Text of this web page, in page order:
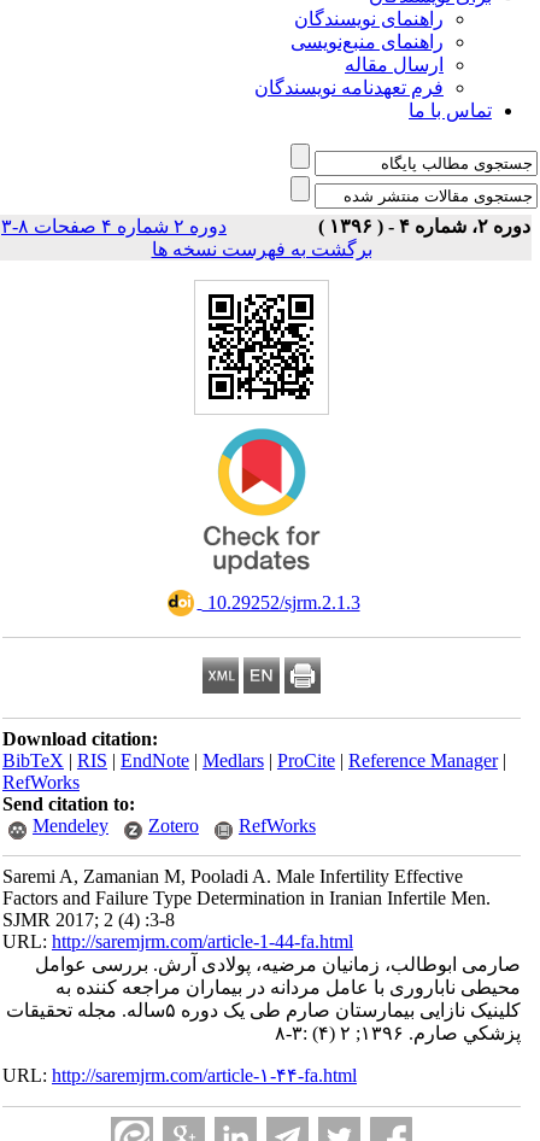
راهنمای نویسندگان
راهنمای منبع‌نویسی
ارسال مقاله
فرم تعهدنامه نویسندگان
تماس با ما
شماره ۴ - ( ۱۳۹۶ ) دوره ۲ شماره ۴ صفحات ۸-۳
|
برگشت به فهرست نسخه ها
‎ 10.29252/sjrm.2.1.3
Download citation:
BibTeX|RIS|EndNote|Medlars|ProCite|Reference Manager
RefWorks
Send citation to:
Mendeley
Zotero RefWorks
Saremi A, Zamanian M, Pooladi A. Male Infertility Effective
Factors and Failure Type Determination in Iranian Infertile Men.
SJMR 2017; 2 (4) :3-8
URL:http://saremjrm.com/article-1-44-fa.html
صارمی ابوطالب، زمانیان مرضیه، پولادی آرش. بررسی عوامل
محیطی ناباروری با عامل مردانه در بیماران مراجعه کننده به
کلینیک نازایی بیمارستان صارم طی یک دوره ۵ساله. مجله تحقيقات
پزشكي صارم. ۱۳۹۶; ۲ (۴) :۳-۸
URL:http://saremjrm.com/article-۱-۴۴-fa.html